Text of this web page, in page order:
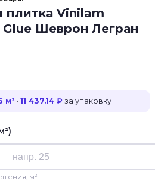
плитка Vinilam
Glue Шеврон Легран
м² · 11 437.14 ₽ за упаковку
м²